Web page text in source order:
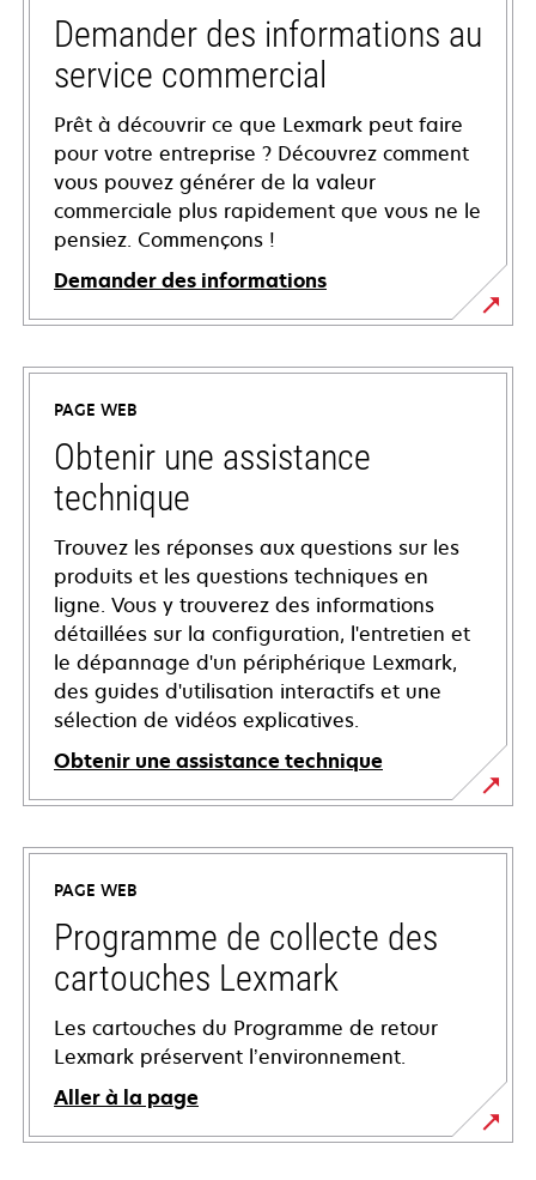
Demander des informations au
service commercial
Prêt à découvrir ce que Lexmark peut faire
pour votre entreprise ? Découvrez comment
vous pouvez générer de la valeur
commerciale plus rapidement que vous ne le
pensiez. Commençons !
Demander des informations
PAGE WEB
Obtenir une assistance
technique
Trouvez les réponses aux questions sur les
produits et les questions techniques en
ligne. Vous y trouverez des informations
détaillées sur la configuration, l'entretien et
le dépannage d'un périphérique Lexmark,
des guides d'utilisation interactifs et une
sélection de vidéos explicatives.
Obtenir une assistance technique
s’ouvre
dans
nouvel
onglet
PAGE WEB
Programme de collecte des
cartouches Lexmark
Les cartouches du Programme de retour
Lexmark préservent l’environnement.
Aller à la page